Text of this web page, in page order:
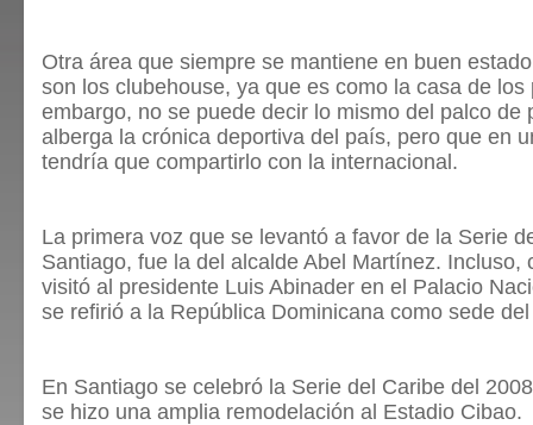
Otra área que siempre se mantiene en buen
son los clubehouse, ya que es como la casa de los
embargo, no se puede decir lo mismo del palco de
alberga la crónica deportiva del país, pero que en
tendría que compartirlo con la internacional.
La primera voz que se levantó a favor de la Serie
Santiago, fue la del alcalde Abel Martínez. Incluso,
visitó al presidente Luis Abinader en el Palacio
se refirió a la República Dominicana como sede
En Santiago se celebró la Serie del Caribe del
se hizo una amplia remodelación al Estadio Cibao.